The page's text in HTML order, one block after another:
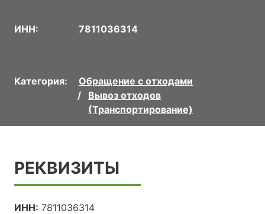
ИНН: 7811036314
Категория:
Обращение с отходами
Вывоз отходов
(Транспортирование)
РЕКВИЗИТЫ
ИНН: 7811036314